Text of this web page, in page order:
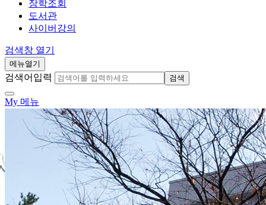
장학조회
도서관
사이버강의
검색창 열기
메뉴열기
검색어입력 검색
My 메뉴